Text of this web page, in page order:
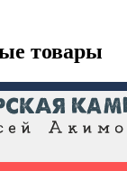
товары